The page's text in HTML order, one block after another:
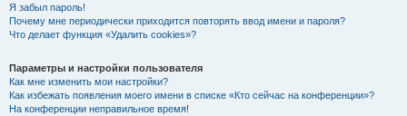
Я забыл пароль!
Почему мне периодически приходится повторять ввод имени и пароля?
Что делает функция «Удалить cookies»?
Параметры и настройки пользователя
Как мне изменить мои настройки?
Как избежать появления моего имени в списке «Кто сейчас на конференции»?
На конференции неправильное время!